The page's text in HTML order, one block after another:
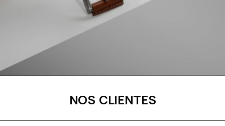
NOS CLIENTES